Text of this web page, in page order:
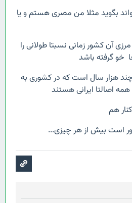
بگوید مثلا من مصری هستم و یا
آن کشور زمانی نسبتا طولانی را
خو گرفته باشد
چند هزار سال است که در کشوری به
همه اصالتا ایرانی هستند
هم
است بیش از هر چیزی...